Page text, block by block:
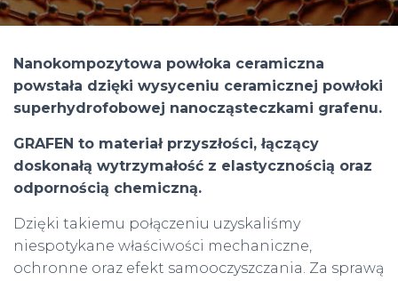
G
A
Ę
Nanokompozytowa powłoka ceramiczna
powstała dzięki wysyceniu ceramicznej powłoki
superhydrofobowej nanocząsteczkami grafenu.
GRAFEN to materiał przyszłości, łączący
doskonałą wytrzymałość z elastycznością oraz
odpornością chemiczną.
Dzięki takiemu połączeniu uzyskaliśmy
niespotykane właściwości mechaniczne,
ochronne oraz efekt samooczyszczania. Za sprawą